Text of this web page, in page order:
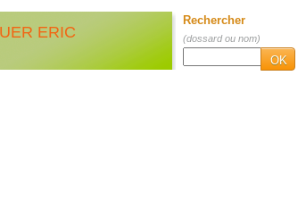
ERIC
Rechercher
(dossard ou nom)
OK